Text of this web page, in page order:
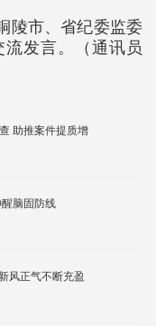
陵市、省纪委监委
发言。（通讯员
增
育送清风 提神醒脑固防线
风正气不断充盈